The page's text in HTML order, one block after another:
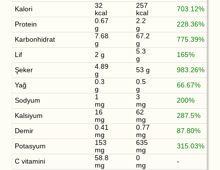
Kalori
32
kcal
257
kcal
703.12%
Protein
0.67
g
2.2
g
228.36%
Karbonhidrat
7.68
g
67.2
g
775.39%
Lif
2 g
5.3
g
165%
Şeker
4.89
g
53 g
983.26%
Yağ
0.3
g
0.5
g
66.67%
Sodyum
1
mg
3
mg
200%
Kalsiyum
16
mg
62
mg
287.5%
Demir
0.41
mg
0.77
mg
87.80%
Potasyum
153
mg
635
mg
315.03%
C vitamini
58.8
mg
0
mg
-